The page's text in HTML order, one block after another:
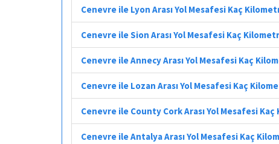
Cenevre ile Lyon Arası Yol Mesafesi Kaç
Cenevre ile Sion Arası Yol Mesafesi Kaç
Cenevre ile Annecy Arası Yol Mesafesi Kaç
Cenevre ile Lozan Arası Yol Mesafesi Kaç
Cenevre ile County Cork Arası Yol Mesafesi
Cenevre ile Antalya Arası Yol Mesafesi Kaç